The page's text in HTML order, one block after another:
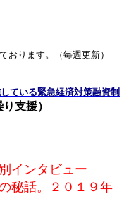
おります。（毎週更新）
ている緊急経済対策融資制
支援）
インタビュー
秘話。２０１９年